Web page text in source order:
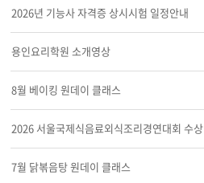
2026년 기능사 자격증 상시시험 일정안내
용인요리학원 소개영상
8월 베이킹 원데이 클래스
2026 서울국제식음료외식조리경연대회 수상
7월 닭볶음탕 원데이 클래스